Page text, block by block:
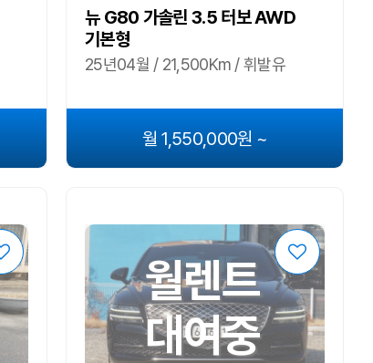
뉴 G80 가솔린 3.5 터보 AWD
기본형
25년04월 / 21,500Km / 휘발유
월 1,550,000원 ~
월렌트
대여중